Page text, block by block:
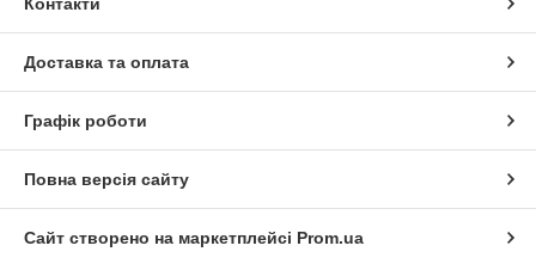
Контакти
Доставка та оплата
Графік роботи
Повна версія сайту
Сайт створено на маркетплейсі Prom.ua